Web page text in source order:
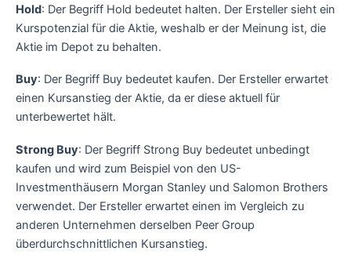
Hold: Der Begriff Hold bedeutet halten. Der Ersteller sieht ein
Kurspotenzial für die Aktie, weshalb er der Meinung ist, die
Aktie im Depot zu behalten.
Buy: Der Begriff Buy bedeutet kaufen. Der Ersteller erwartet
einen Kursanstieg der Aktie, da er diese aktuell für
unterbewertet hält.
Strong Buy: Der Begriff Strong Buy bedeutet unbedingt
kaufen und wird zum Beispiel von den US-
Investmenthäusern Morgan Stanley und Salomon Brothers
verwendet. Der Ersteller erwartet einen im Vergleich zu
anderen Unternehmen derselben Peer Group
überdurchschnittlichen Kursanstieg.